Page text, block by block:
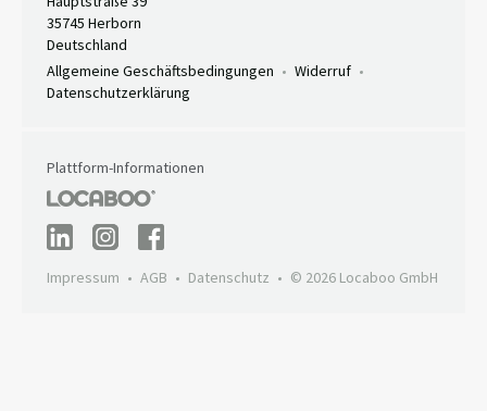
35745 Herborn
Deutschland
Allgemeine Geschäftsbedingungen
Widerruf
Datenschutzerklärung
Plattform-Informationen
Impressum AGB Datenschutz © 2026 Locaboo GmbH